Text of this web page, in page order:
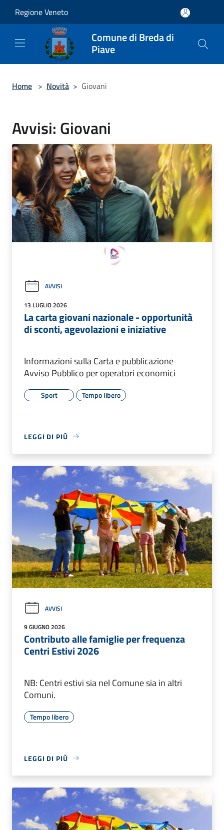
Regione Veneto
Comune di Breda di
Piave
Home > Novità > Giovani
Avvisi: Giovani
AVVISI
13 LUGLIO 2026
La carta giovani nazionale - opportunità
di sconti, agevolazioni e iniziative
Informazioni sulla Carta e pubblicazione
Avviso Pubblico per operatori economici
Sport Tempo libero
LEGGI DI PIÙ
AVVISI
9 GIUGNO 2026
Contributo alle famiglie per frequenza
Centri Estivi 2026
NB: Centri estivi sia nel Comune sia in altri
Comuni.
Tempo libero
LEGGI DI PIÙ